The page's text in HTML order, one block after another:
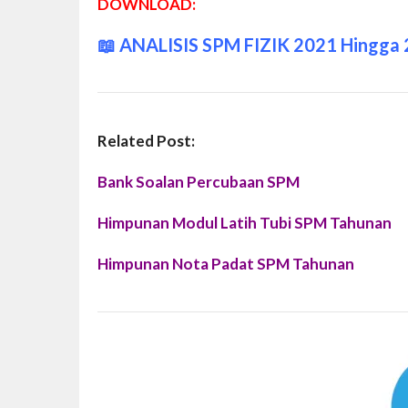
DOWNLOAD:
📖 ANALISIS SPM FIZIK 2021 Hingga
Related Post:
Bank Soalan Percubaan SPM
Himpunan Modul Latih Tubi SPM Tahunan
Himpunan Nota Padat SPM Tahunan